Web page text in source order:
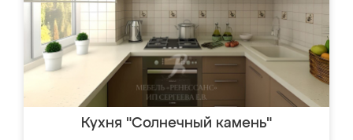
Кухня "Солнечный камень"